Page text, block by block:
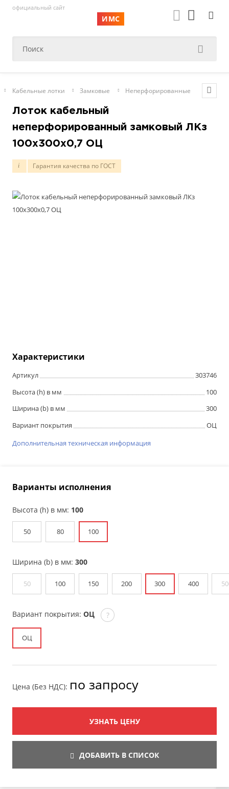
официальный сайт
ИМС
Кабельные лотки Замковые Неперфорированные
Лоток кабельный
неперфорированный замковый ЛКз
100х300х0,7 ОЦ
i Гарантия качества по ГОСТ
Характеристики
Артикул
303746
Высота (h) в мм
100
Ширина (b) в мм
300
Вариант покрытия
ОЦ
Дополнительная техническая информация
Варианты исполнения
Высота (h) в мм: 100
50 80 100
Ширина (b) в мм: 300
50 100 150 200 300 400
Вариант покрытия: ОЦ ?
ОЦ
Цена (Без НДС): по запросу
УЗНАТЬ ЦЕНУ
ДОБАВИТЬ В СПИСОК